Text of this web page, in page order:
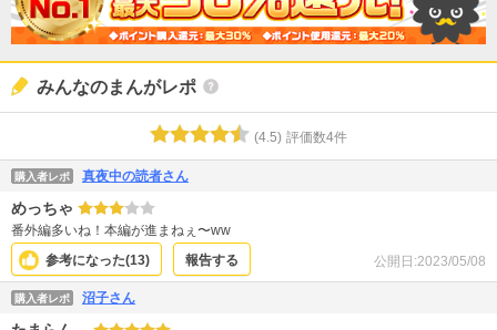
みんなのまんがレポ
(4.5) 評価数4件
購入者レポ 真夜中の読者さん
めっちゃ
番外編多いね！本編が進まねぇ〜ww
参考になった(13) 報告する 公開日:2023/05/08
購入者レポ 沼子さん